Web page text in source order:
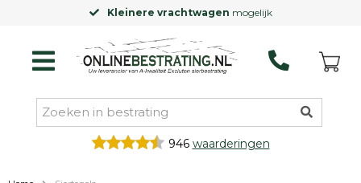
Kleinere vrachtwagen mogelijk
946 waarderingen